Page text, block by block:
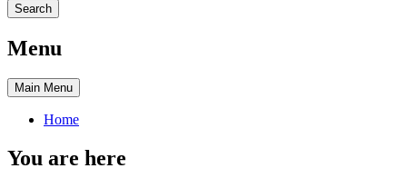
Search
Menu
Main Menu
Home
You are here